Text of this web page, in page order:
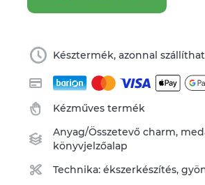
Késztermék, azonnal
Kézműves termék
Anyag/Összetevőcharm,
könyvjelzőalap
Technika:ékszerkészítés,